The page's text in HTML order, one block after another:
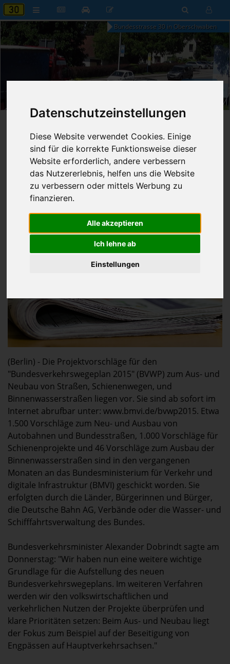
Datenschutzeinstellungen
Diese Website verwendet Cookies. Einige
sind für die korrekte Funktionsweise dieser
Website erforderlich, andere verbessern
das Nutzererlebnis, helfen uns die Website
zu verbessern oder mittels Werbung zu
finanzieren.
Alle akzeptieren
Ich lehne ab
Einstellungen
Bundesstrasse 30 in Oberschwaben
28.05.2014 - 23:59 Uhr
Franz Fischer
Nr. 4537
757
Projektvorschläge für
Bundesverkehrswegeplan 2015
liegen vor
(Berlin) - Die Projektvorschläge für den
"Bundesverkehrswegeplan 2015" (BVWP) zum Aus- und
Neubau von Straßen, Schienenwegen, und
Binnenwasserstraßen liegen vor. Sie sind ab sofort im
Internet abrufbar unter: www.bmvi.de/bvwp2015. Etwa
1.500 Vorschläge zum Neu- und Ausbau von
Autobahnen und Bundesstraßen, 1.000 Vorschläge für
Schienenprojekte und 46 Vorschläge zum Ausbau der
Binnenwasserstraßen sind in den vergangenen
Monaten an das Bundesministerium für Verkehr und
digitale Infrastruktur (BMVI) geschickt worden. Sie
erfolgten durch die Länder, Bürgerinnen und Bürger,
die Deutsche Bahn AG, Verbände oder die Wasser- und
Schifffahrtsverwaltung des Bundes.
Bundesverkehrsminister Alexander Dobrindt sagte am
Donnerstag: "Wir haben nun eine weitere wichtige
Grundlage für die Aufstellung des neuen
Bundesverkehrswegeplans. Im weiteren Verfahren
werden wir den volkswirtschaftlichen und
verkehrlichen Nutzen der Projekte überprüfen und
klare Prioritäten setzen: Beim Aus- und Neubau liegt
der Fokus zum Beispiel auf der Beseitigung von
Engpässen auf Hauptverkehrsachsen."